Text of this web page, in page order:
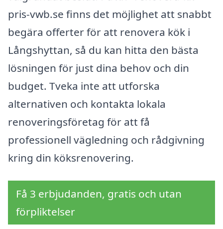
pris-vwb.se finns det möjlighet att snabbt
begära offerter för att renovera kök i
Långshyttan, så du kan hitta den bästa
lösningen för just dina behov och din
budget. Tveka inte att utforska
alternativen och kontakta lokala
renoveringsföretag för att få
professionell vägledning och rådgivning
kring din köksrenovering.
Få 3 erbjudanden, gratis och utan
förpliktelser